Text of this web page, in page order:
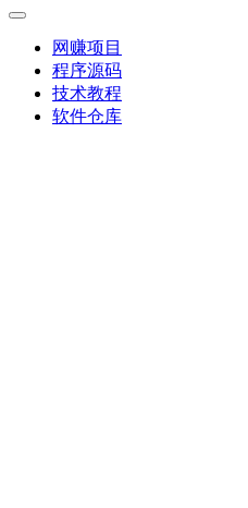
网赚项目
程序源码
技术教程
软件仓库